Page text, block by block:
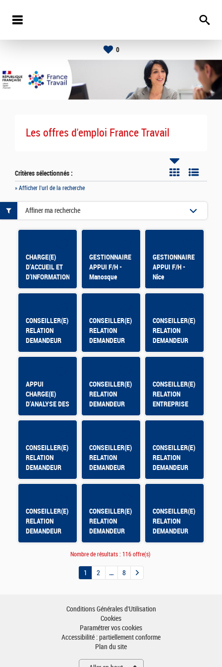
0
Les offres d'emploi France Travail
Critères sélectionnés :
» Afficher l'url de la recherche
CHARGE(E)
D'ACCUEIL ET
D'INFORMATION
GESTIONNAIRE
APPUI F/H -
Manosque
GESTIONNAIRE
APPUI F/H -
Nice
CONSEILLER(E)
RELATION
DEMANDEUR
D'EMPLOI -
CONSEILLER(E)
RELATION
DEMANDEUR
D'EMPLOI
CONSEILLER(E)
RELATION
DEMANDEUR
D'EMPLOI -
APPUI
CHARGE(E)
D'ANALYSE DES
DONNEES DE
APPRENTISSAGE
CONSEILLER(E)
RELATION
DEMANDEUR
D'EMPLOI
CONSEILLER(E)
RELATION
ENTREPRISE
CONSEILLER(E)
RELATION
DEMANDEUR
D'EMPLOI
CONSEILLER(E)
RELATION
DEMANDEUR
D'EMPLOI -
CONSEILLER(E)
RELATION
DEMANDEUR
D'EMPLOI - AFT
CONSEILLER(E)
RELATION
DEMANDEUR
D'EMPLOI AFT
CONSEILLER(E)
RELATION
DEMANDEUR
D'EMPLOI -
NEVERS
CONSEILLER(E)
RELATION
DEMANDEUR
D'EMPLOI -
Affiner ma recherche
Nombre de résultats : 116 offre(s)
1 2 8
Conditions Générales d'Utilisation
Cookies
Paramétrer vos cookies
Accessibilité : partiellement conforme
Plan du site